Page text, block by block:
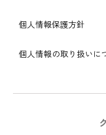
個人情報保護方針
個人情報の取り扱いに